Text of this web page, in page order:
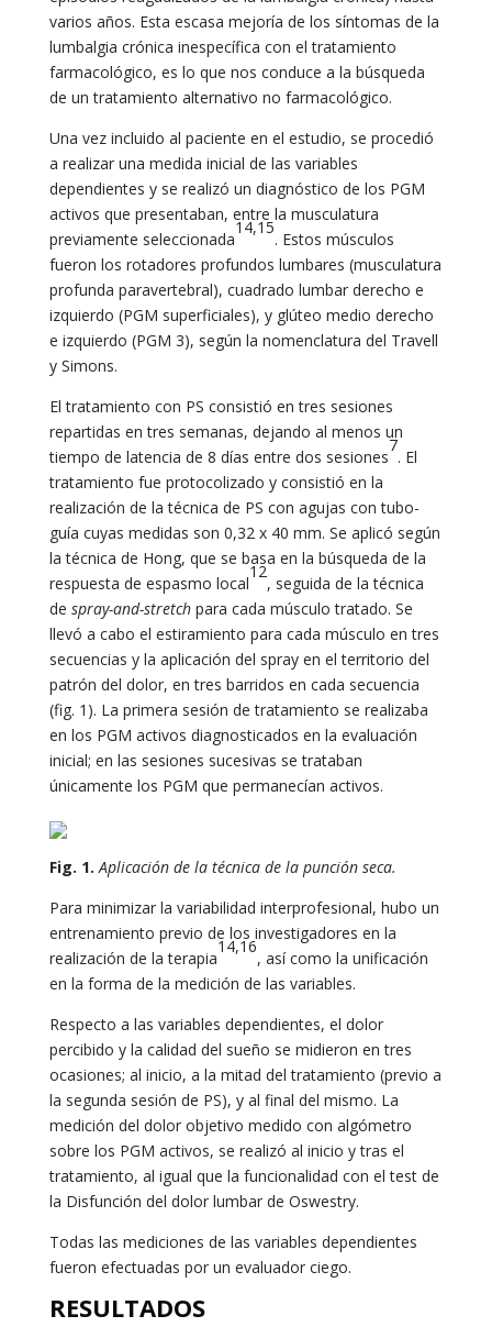
varios años. Esta escasa mejoría de los síntomas de la
lumbalgia crónica inespecífica con el tratamiento
farmacológico, es lo que nos conduce a la búsqueda
de un tratamiento alternativo no farmacológico.
Una vez incluido al paciente en el estudio, se procedió
a realizar una medida inicial de las variables
dependientes y se realizó un diagnóstico de los PGM
activos que presentaban, entre la musculatura
previamente seleccionada
14,15
. Estos músculos
fueron los rotadores profundos lumbares (musculatura
profunda paravertebral), cuadrado lumbar derecho e
izquierdo (PGM superficiales), y glúteo medio derecho
e izquierdo (PGM 3), según la nomenclatura del Travell
y Simons.
El tratamiento con PS consistió en tres sesiones
repartidas en tres semanas, dejando al menos un
tiempo de latencia de 8 días entre dos sesiones
7
. El
tratamiento fue protocolizado y consistió en la
realización de la técnica de PS con agujas con tubo-
guía cuyas medidas son 0,32 x 40 mm. Se aplicó según
la técnica de Hong, que se basa en la búsqueda de la
respuesta de espasmo local
12
, seguida de la técnica
de spray-and-stretchpara cada músculo tratado. Se
llevó a cabo el estiramiento para cada músculo en tres
secuencias y la aplicación del spray en el territorio del
patrón del dolor, en tres barridos en cada secuencia
(fig. 1). La primera sesión de tratamiento se realizaba
en los PGM activos diagnosticados en la evaluación
inicial; en las sesiones sucesivas se trataban
únicamente los PGM que permanecían activos.
Fig. 1. Aplicación de la técnica de la punción seca.
Para minimizar la variabilidad interprofesional, hubo un
entrenamiento previo de los investigadores en la
realización de la terapia
14,16
, así como la unificación
en la forma de la medición de las variables.
Respecto a las variables dependientes, el dolor
percibido y la calidad del sueño se midieron en tres
ocasiones; al inicio, a la mitad del tratamiento (previo a
la segunda sesión de PS), y al final del mismo. La
medición del dolor objetivo medido con algómetro
sobre los PGM activos, se realizó al inicio y tras el
tratamiento, al igual que la funcionalidad con el test de
la Disfunción del dolor lumbar de Oswestry.
Todas las mediciones de las variables dependientes
fueron efectuadas por un evaluador ciego.
RESULTADOS